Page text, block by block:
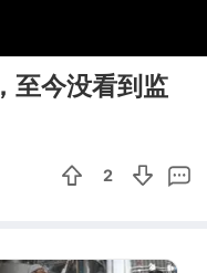
至今没看到监
2